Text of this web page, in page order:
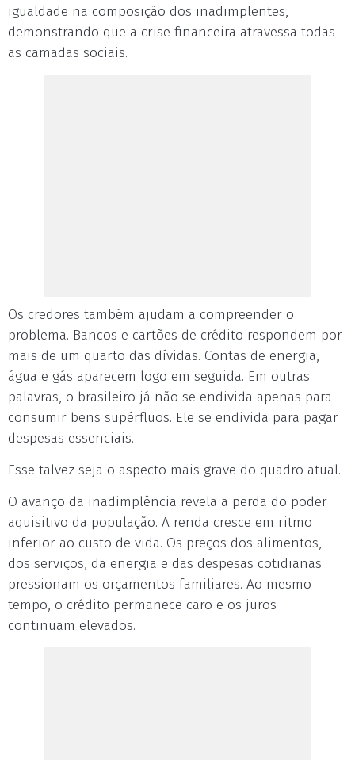
igualdade na composição dos inadimplentes,
demonstrando que a crise financeira atravessa todas
as camadas sociais.
Os credores também ajudam a compreender o
problema. Bancos e cartões de crédito respondem por
mais de um quarto das dívidas. Contas de energia,
água e gás aparecem logo em seguida. Em outras
palavras, o brasileiro já não se endivida apenas para
consumir bens supérfluos. Ele se endivida para pagar
despesas essenciais.
Esse talvez seja o aspecto mais grave do quadro atual.
O avanço da inadimplência revela a perda do poder
aquisitivo da população. A renda cresce em ritmo
inferior ao custo de vida. Os preços dos alimentos,
dos serviços, da energia e das despesas cotidianas
pressionam os orçamentos familiares. Ao mesmo
tempo, o crédito permanece caro e os juros
continuam elevados.